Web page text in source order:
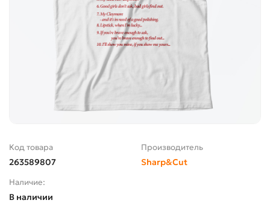
Код товара
263589807
Производитель
Sharp&Cut
Наличие:
В наличии